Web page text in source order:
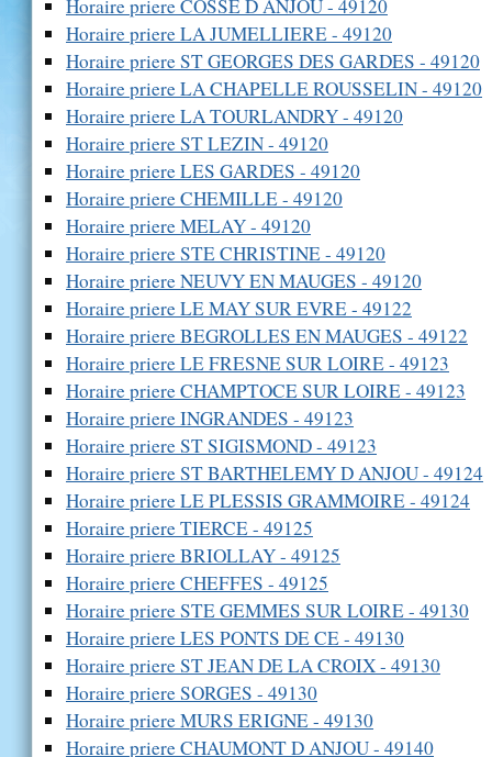
Horaire priere COSSE D ANJOU - 49120
Horaire priere LA JUMELLIERE - 49120
Horaire priere ST GEORGES DES GARDES - 49120
Horaire priere LA CHAPELLE ROUSSELIN - 49120
Horaire priere LA TOURLANDRY - 49120
Horaire priere ST LEZIN - 49120
Horaire priere LES GARDES - 49120
Horaire priere CHEMILLE - 49120
Horaire priere MELAY - 49120
Horaire priere STE CHRISTINE - 49120
Horaire priere NEUVY EN MAUGES - 49120
Horaire priere LE MAY SUR EVRE - 49122
Horaire priere BEGROLLES EN MAUGES - 49122
Horaire priere LE FRESNE SUR LOIRE - 49123
Horaire priere CHAMPTOCE SUR LOIRE - 49123
Horaire priere INGRANDES - 49123
Horaire priere ST SIGISMOND - 49123
Horaire priere ST BARTHELEMY D ANJOU - 49124
Horaire priere LE PLESSIS GRAMMOIRE - 49124
Horaire priere TIERCE - 49125
Horaire priere BRIOLLAY - 49125
Horaire priere CHEFFES - 49125
Horaire priere STE GEMMES SUR LOIRE - 49130
Horaire priere LES PONTS DE CE - 49130
Horaire priere ST JEAN DE LA CROIX - 49130
Horaire priere SORGES - 49130
Horaire priere MURS ERIGNE - 49130
Horaire priere CHAUMONT D ANJOU - 49140